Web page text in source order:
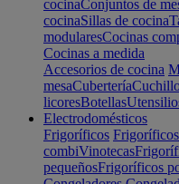
cocinaConjuntos de
cocinaSillas de cocina
modularesCocinas
Cocinas a medida
Accesorios de cocina
mesaCubertería
licoresBotellas
Electrodomésticos
Frigoríficos
combiVinotecas
pequeñosFrigoríficos